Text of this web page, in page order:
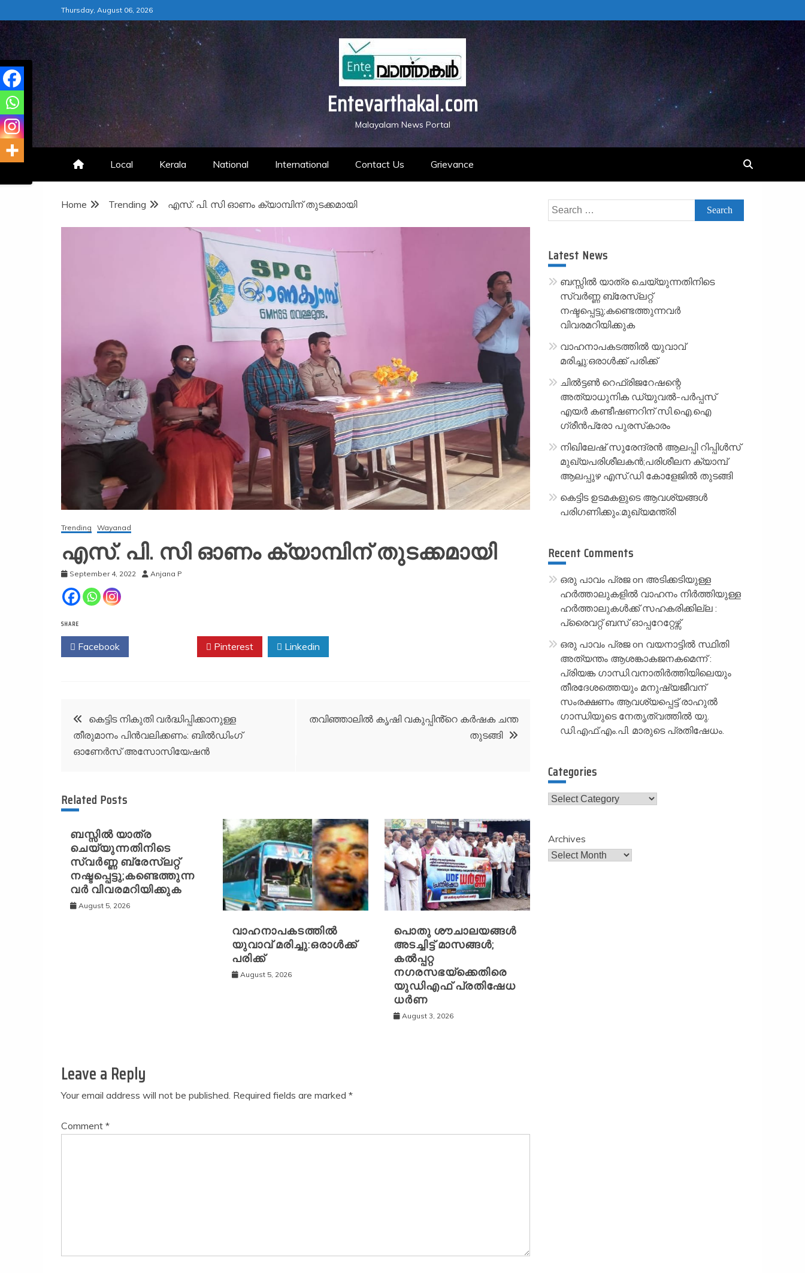
to
content
Thursday, August 06, 2026
Entevarthakal.com
Malayalam News Portal
Local Kerala National International Contact Us Grievance
Home Trending എസ്. പി. സി ഓണം ക്യാമ്പിന് തുടക്കമായി
Trending Wayanad
എസ്. പി. സി ഓണം ക്യാമ്പിന് തുടക്കമായി
September 4, 2022 Anjana P
SHARE
Facebook Pinterest Linkedin
Post
navigation
കെട്ടിട നികുതി വർദ്ധിപ്പിക്കാനുള്ള
തീരുമാനം പിൻവലിക്കണം: ബിൽഡിംഗ്
ഓണേർസ് അസോസിയേഷൻ
തവിഞ്ഞാലിൽ കൃഷി വകുപ്പിൻ്റെ കർഷക ചന്ത
തുടങ്ങി
Related Posts
ബസ്സിൽ യാത്ര
ചെയ്യുന്നതിനിടെ
സ്വർണ്ണ ബ്രേസ്‌ലറ്റ്
നഷ്ടപ്പെട്ടു;കണ്ടെത്തുന്ന
വർ വിവരമറിയിക്കുക
August 5, 2026
വാഹനാപകടത്തിൽ
യുവാവ് മരിച്ചു:ഒരാൾക്ക്
പരിക്ക്
August 5, 2026
പൊതു ശൗചാലയങ്ങൾ
അടച്ചിട്ട് മാസങ്ങൾ;
കൽപ്പറ്റ
നഗരസഭയ്‌ക്കെതിരെ
യുഡിഎഫ് പ്രതിഷേധ
ധർണ
August 3, 2026
Leave a Reply
Your email address will not be published. Required fields are marked *
Comment *
Search
for:
Latest News
ബസ്സിൽ യാത്ര ചെയ്യുന്നതിനിടെ
സ്വർണ്ണ ബ്രേസ്‌ലറ്റ്
നഷ്ടപ്പെട്ടു;കണ്ടെത്തുന്നവർ
വിവരമറിയിക്കുക
വാഹനാപകടത്തിൽ യുവാവ്
മരിച്ചു:ഒരാൾക്ക് പരിക്ക്
ചിൽട്ടൺ റെഫ്രിജറേഷന്റെ
അത്യാധുനിക ഡ്യുവൽ-പർപ്പസ്
എയർ കണ്ടീഷണറിന് സി.ഐ.ഐ
ഗ്രീൻപ്രോ പുരസ്‌കാരം
നിഖിലേഷ് സുരേന്ദ്രൻ ആലപ്പി റിപ്പിൾസ്
മുഖ്യപരിശീലകൻ;പരിശീലന ക്യാമ്പ്
ആലപ്പുഴ എസ്.ഡി കോളേജിൽ തുടങ്ങി
കെട്ടിട ഉടമകളുടെ ആവശ്യങ്ങൾ
പരിഗണിക്കും:മുഖ്യമന്ത്രി
Recent Comments
ഒരു പാവം പ്രജon അടിക്കടിയുള്ള
ഹർത്താലുകളിൽ വാഹനം നിർത്തിയുള്ള
ഹർത്താലുകൾക്ക് സഹകരിക്കില്ല :
പ്രൈവറ്റ് ബസ് ഓപ്പറേറ്റേഴ്സ്
ഒരു പാവം പ്രജon വയനാട്ടിൽ സ്ഥിതി
അത്യന്തം ആശങ്കാകജനകമെന്ന് :
പ്രിയങ്ക ഗാന്ധി.വനാതിർത്തിയിലെയും
തീരദേശത്തെയും മനുഷ്യജീവന്
സംരക്ഷണം ആവശ്യപ്പെട്ട് രാഹുൽ
ഗാന്ധിയുടെ നേതൃത്വത്തിൽ യു.
ഡി.എഫ്.എം.പി. മാരുടെ പ്രതിഷേധം.
Categories
Categories
Archives